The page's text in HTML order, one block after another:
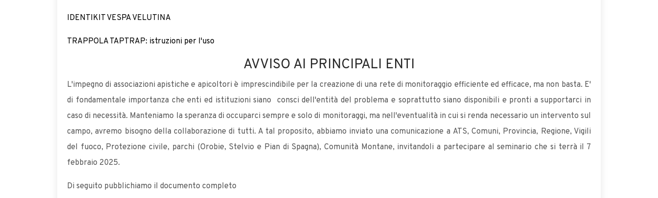
IDENTIKIT VESPA VELUTINA
TRAPPOLA TAPTRAP: istruzioni per l'uso
AVVISO AI PRINCIPALI ENTI
L'impegno di associazioni apistiche e apicoltori è imprescindibile per la creazione di una rete di monitoraggio efficiente ed efficace, ma non basta. E'
di fondamentale importanza che enti ed istituzioni siano consci dell'entità del problema e soprattutto siano disponibili e pronti a supportarci in
caso di necessità. Manteniamo la speranza di occuparci sempre e solo di monitoraggi, ma nell'eventualità in cui si renda necessario un intervento sul
campo, avremo bisogno della collaborazione di tutti. A tal proposito, abbiamo inviato una comunicazione a ATS, Comuni, Provincia, Regione, Vigili
del fuoco, Protezione civile, parchi (Orobie, Stelvio e Pian di Spagna), Comunità Montane, invitandoli a partecipare al seminario che si terrà il 7
febbraio 2025.
Di seguito pubblichiamo il documento completo